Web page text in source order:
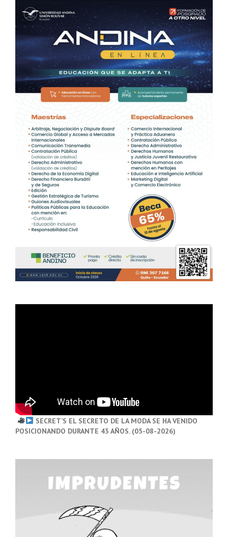
SECRET’S EL SECRETO DE LA MODA SE HA VENIDO
POSICIONANDO DURANTE 43 AÑOS. (05-08-2026)